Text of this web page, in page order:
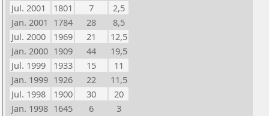
Jul. 2001
1801 7
2,5
Jan. 2001 1784 28
8,5
Jul. 2000
1969 21
12,5
Jan. 2000 1909 44
19,5
Jul. 1999
1933 15
11
Jan. 1999 1926 22
11,5
Jul. 1998
1900 30
20
Jan. 1998 1645 6
3